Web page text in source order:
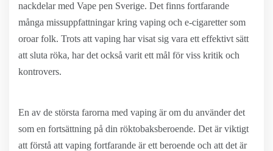
nackdelar med Vape pen Sverige. Det finns fortfarande
många missuppfattningar kring vaping och e-cigaretter som
oroar folk. Trots att vaping har visat sig vara ett effektivt sätt
att sluta röka, har det också varit ett mål för viss kritik och
kontrovers.
En av de största farorna med vaping är om du använder det
som en fortsättning på din röktobaksberoende. Det är viktigt
att förstå att vaping fortfarande är ett beroende och att det är